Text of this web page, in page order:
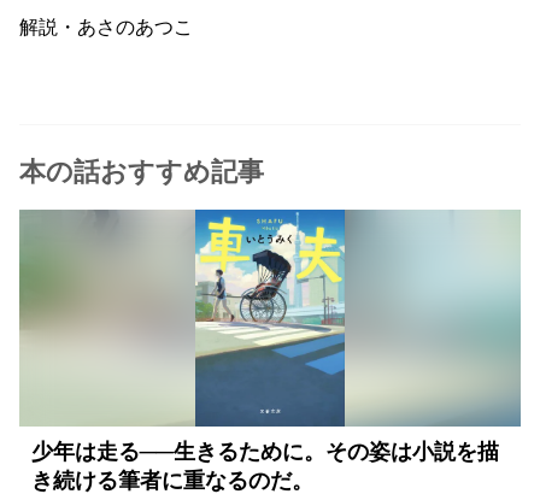
解説・あさのあつこ
本の話おすすめ記事
少年は走る──生きるために。その姿は小説を描
き続ける筆者に重なるのだ。